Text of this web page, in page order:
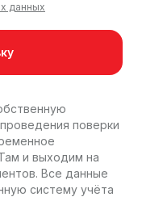
данных
поверки
и выходим на
Все данные
систему учёта